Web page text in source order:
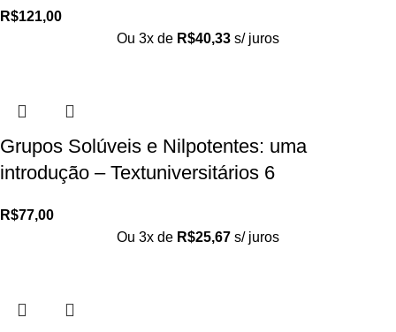
R$121,00
Ou 3x de R$40,33 s/ juros
Grupos Solúveis e Nilpotentes: uma
introdução – Textuniversitários 6
R$77,00
Ou 3x de R$25,67 s/ juros